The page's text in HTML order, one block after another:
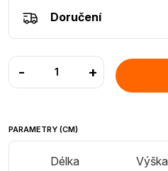
Doručení
- +
PARAMETRY (CM)
Délka Výška